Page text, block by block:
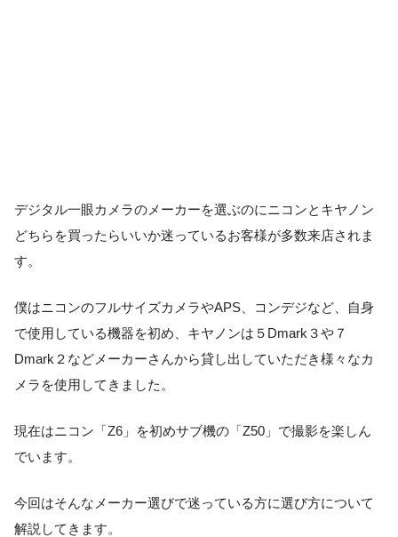
デジタル一眼カメラのメーカーを選ぶのにニコンとキヤノン
どちらを買ったらいいか迷っているお客様が多数来店されま
す。
僕はニコンのフルサイズカメラやAPS、コンデジなど、自身
で使用している機器を初め、キヤノンは５Dmark３や７
Dmark２などメーカーさんから貸し出していただき様々なカ
メラを使用してきました。
現在はニコン「Z6」を初めサブ機の「Z50」で撮影を楽しん
でいます。
今回はそんなメーカー選びで迷っている方に選び方について
解説してきます。